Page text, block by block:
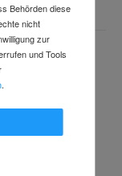
1pol.,D-
Behörden diese
nicht
zur
und Tools
.